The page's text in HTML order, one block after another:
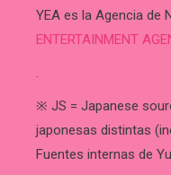
YEA es la Agencia de
ENTERTAINMENT
.
※ JS = Japanese
japonesas distintas
Fuentes internas de